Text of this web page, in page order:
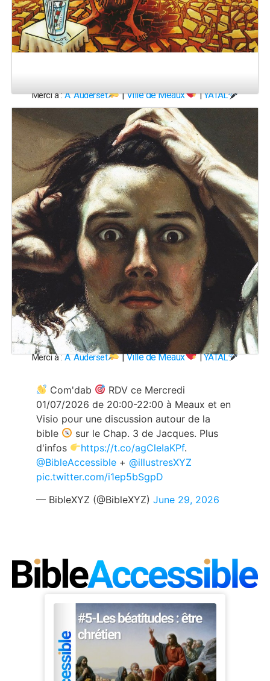
Merci à :A. Auderset |Ville de Meaux |YATAL
Merci à :A. Auderset |Ville de Meaux |YATAL
Com'dab
RDV ce Mercredi
01/07/2026 de 20:00-22:00 à Meaux et en
Visio pour une discussion autour de la
bible
sur le Chap. 3 de Jacques. Plus
d'infos
https://t.co/agCleIaKPf.
@BibleAccessible + @illustresXYZ
pic.twitter.com/i1ep5bSgpD
— BibleXYZ (@BibleXYZ) June 29, 2026